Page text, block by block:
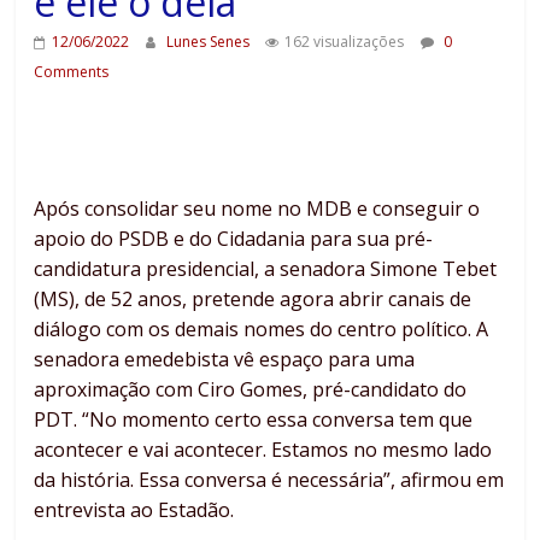
12/06/2022 Lunes Senes 162 visualizações
0
Comments
Após consolidar seu nome no MDB e conseguir o
apoio do PSDB e do Cidadania para sua pré-
candidatura presidencial, a senadora Simone Tebet
(MS), de 52 anos, pretende agora abrir canais de
diálogo com os demais nomes do centro político. A
senadora emedebista vê espaço para uma
aproximação com Ciro Gomes, pré-candidato do
PDT. “No momento certo essa conversa tem que
acontecer e vai acontecer. Estamos no mesmo lado
da história. Essa conversa é necessária”, afirmou em
entrevista ao Estadão.